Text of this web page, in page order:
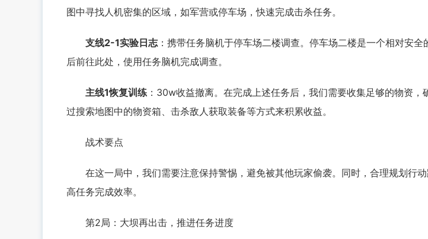
图中寻找人机密集的区域，如军营或停车场，快速完成击杀任务。
支线2-1实验日志 ：携带任务脑机于停车场二楼调查。停车场二楼是一个相对安
后前往此处，使用任务脑机完成调查。
主线1恢复训练 ：30w收益撤离。在完成上述任务后，我们需要收集足够的物资
过搜索地图中的物资箱、击杀敌人获取装备等方式来积累收益。
战术要点
在这一局中，我们需要注意保持警惕，避免被其他玩家偷袭。同时，合理规划行动
高任务完成效率。
第2局：大坝再出击，推进任务进度